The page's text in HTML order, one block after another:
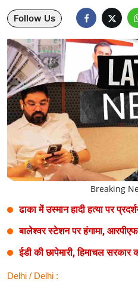
Lifestyle
Health
Development
Career
Literature
Tour & Travel
History Speaks
About Us
Contact Us
Follow Us
Breaking
ढाका में उस्मान हादी हत्या पर
बालेश्वर स्टेशन पर हंगामा,
ईडी की छापेमारी, हिमाचल
Delhi / Delhi :